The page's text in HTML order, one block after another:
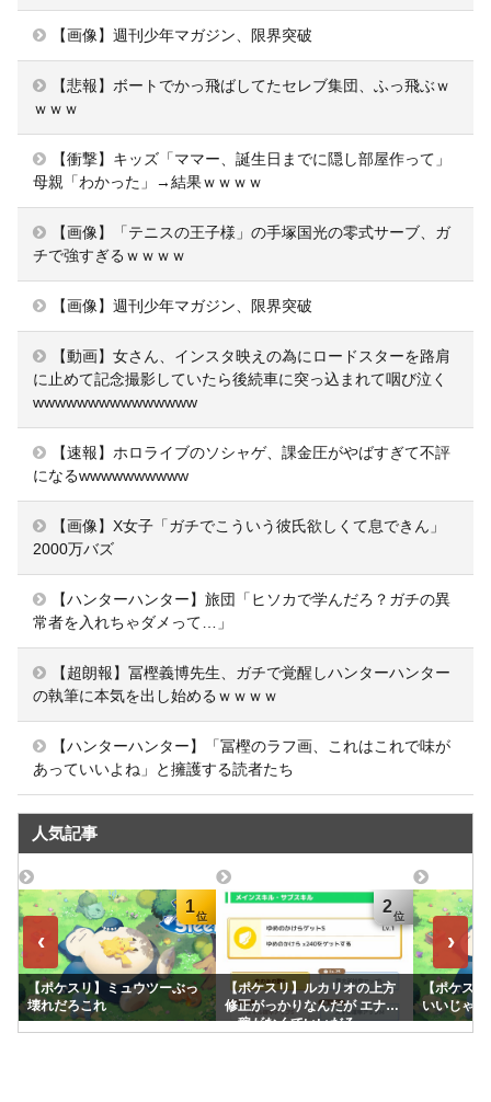
【画像】週刊少年マガジン、限界突破
【悲報】ボートでかっ飛ばしてたセレブ集団、ふっ飛ぶｗ
ｗｗｗ
【衝撃】キッズ「ママー、誕生日までに隠し部屋作って」
母親「わかった」→結果ｗｗｗｗ
【画像】「テニスの王子様」の手塚国光の零式サーブ、ガ
チで強すぎるｗｗｗｗ
【画像】週刊少年マガジン、限界突破
【動画】女さん、インスタ映えの為にロードスターを路肩
に止めて記念撮影していたら後続車に突っ込まれて咽び泣く
wwwwwwwwwwwwwww
【速報】ホロライブのソシャゲ、課金圧がやばすぎて不評
になるwwwwwwwwww
【画像】X女子「ガチでこういう彼氏欲しくて息できん」
2000万バズ
【ハンターハンター】旅団「ヒソカで学んだろ？ガチの異
常者を入れちゃダメって…」
【超朗報】冨樫義博先生、ガチで覚醒しハンターハンター
の執筆に本気を出し始めるｗｗｗｗ
【ハンターハンター】「冨樫のラフ画、これはこれで味が
あっていいよね」と擁護する読者たち
人気記事
‹
1
【ポケスリ】ミュウツーぶっ
壊れだろこれ
2
【ポケスリ】ルカリオの上方
修正がっかりなんだが エナジ
ー稼がなくていいだろ
【ポケス
いいじゃん
›